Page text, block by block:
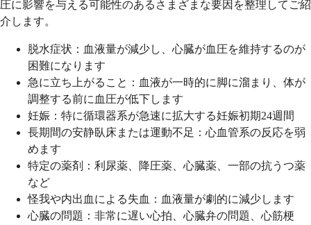
圧に影響を与える可能性のあるさまざまな要因を整理してご紹
介します。
脱水症状：血液量が減少し、心臓が血圧を維持するのが
困難になります
急に立ち上がること：血液が一時的に脚に溜まり、体が
調整する前に血圧が低下します
妊娠：特に循環器系が急速に拡大する妊娠初期24週間
長期間の安静臥床または運動不足：心血管系の反応を弱
めます
特定の薬剤：利尿薬、降圧薬、心臓薬、一部の抗うつ薬
など
怪我や内出血による失血：血液量が劇的に減少します
心臓の問題：非常に遅い心拍、心臓弁の問題、心筋梗